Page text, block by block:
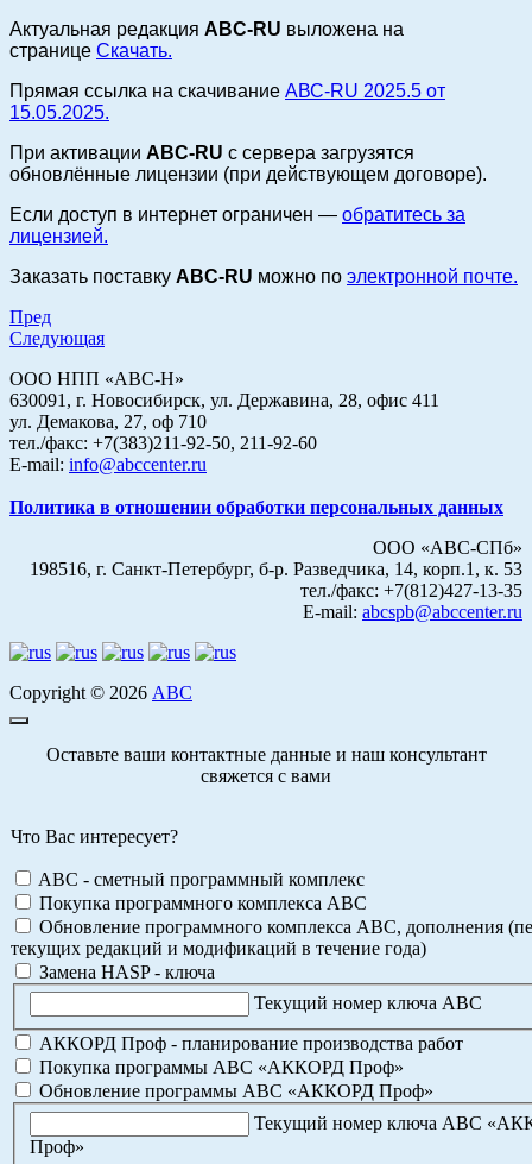
Актуальная редакция ABC-RU выложена на
странице Скачать.
Прямая ссылка на скачивание АВС-RU 2025.5 от
15.05.2025.
При активации ABC-RU с сервера загрузятся
обновлённые лицензии (при действующем договоре).
Если доступ в интернет ограничен — обратитесь за
лицензией.
Заказать поставку ABC-RU можно по электронной почте.
Пред
Следующая
ООО НПП «АВС-Н»
630091, г. Новосибирск, ул. Державина, 28, офис 411
ул. Демакова, 27, оф 710
тел./факс: +7(383)211-92-50, 211-92-60
E-mail: info@abccenter.ru
Политика в отношении обработки персональных данных
ООО «АВС-СПб»
198516, г. Санкт-Петербург, б-р. Разведчика, 14, корп.1, к. 53
тел./факс: +7(812)427-13-35
E-mail: abcspb@abccenter.ru
Copyright © 2026 АВС
Оставьте ваши контактные данные и наш консультант
свяжется с вами
Что Вас интересует?
ABC - сметный программный комплекс
Покупка программного комплекса АВС
Обновление программного комплекса АВС, дополнения
текущих редакций и модификаций в течение года)
Замена HASP - ключа
Текущий номер ключа АВС
АККОРД Проф - планирование производства работ
Покупка программы АВС «АККОРД Проф»
Обновление программы АВС «АККОРД Проф»
Текущий номер ключа АВС
Проф»